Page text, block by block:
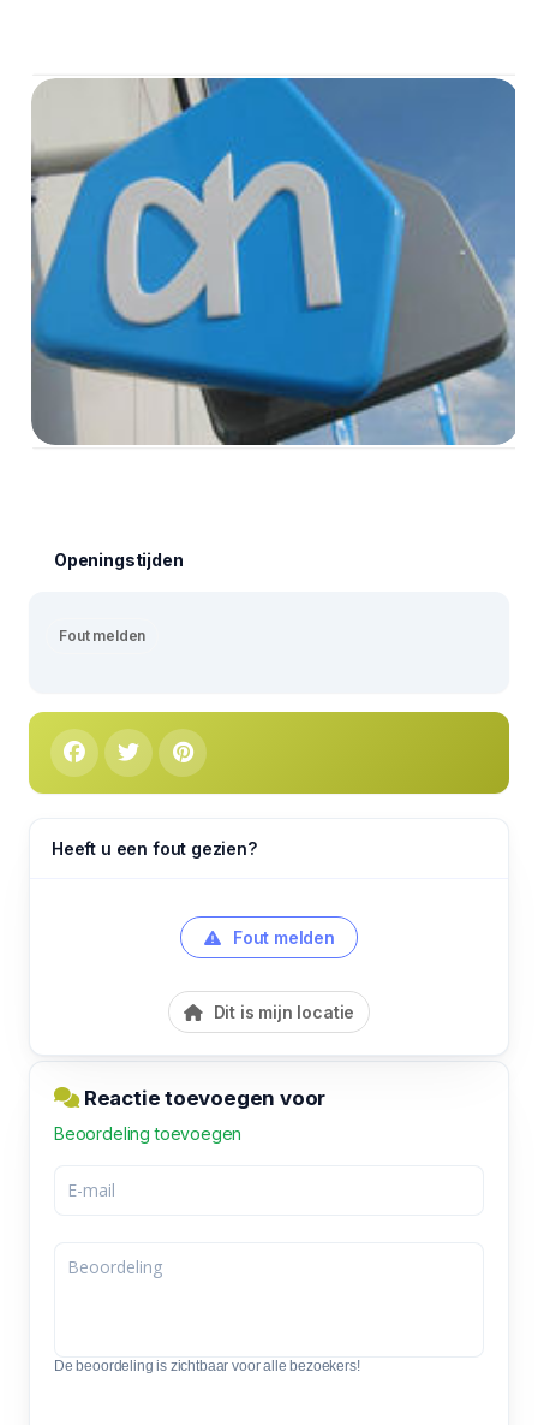
Openingstijden
Fout melden
Heeft u een fout gezien?
Fout melden
Dit is mijn locatie
Reactie toevoegen voor
Beoordeling toevoegen
De beoordeling is zichtbaar voor alle bezoekers!